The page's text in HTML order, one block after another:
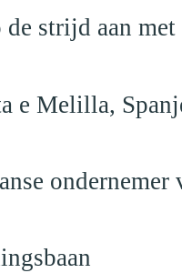
strijd aan met
e Melilla,
ondernemer